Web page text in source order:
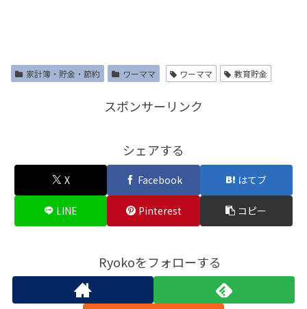
家計簿・貯金・節約 ワーママ ワーママ 教育貯金
スポンサーリンク
シェアする
X Facebook はてブ
LINE Pinterest コピー
Ryokoをフォローする